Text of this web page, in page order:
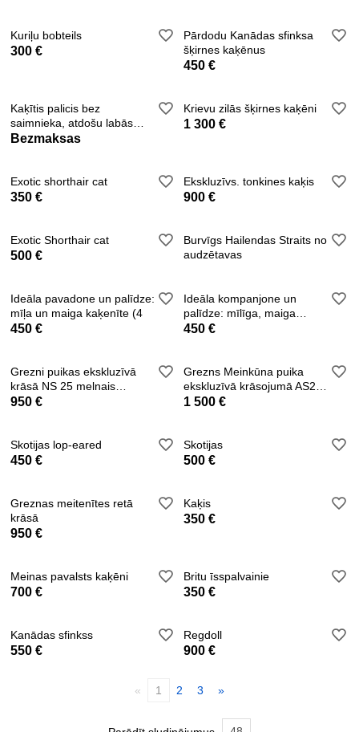
Kuriļu bobteils
300 €
Pārdodu Kanādas sfinksa
šķirnes kaķēnus
450 €
Kaķītis palicis bez
saimnieka, atdošu labās
rokās
Bezmaksas
Krievu zilās šķirnes kaķēni
1 300 €
Exotic shorthair cat
350 €
Ekskluzīvs. tonkines kaķis
900 €
Exotic Shorthair cat
500 €
Burvīgs Hailendas Straits no
audzētavas
Ideāla pavadone un palīdze:
mīļa un maiga kaķenīte (4
450 €
Ideāla kompanjone un
palīdze: mīlīga, maiga
kaķenīte (3
450 €
Grezni puikas ekskluzīvā
krāsā NS 25 melnais
sudrabs
950 €
Grezns Meinkūna puika
ekskluzīvā krāsojumā AS25
(zili)
1 500 €
Skotijas lop-eared
450 €
Skotijas
500 €
Greznas meitenītes retā
krāsā
950 €
Kaķis
350 €
Meinas pavalsts kaķēni
700 €
Britu īsspalvainie
350 €
Kanādas sfinkss
550 €
Regdoll
900 €
« 1 2 3 »